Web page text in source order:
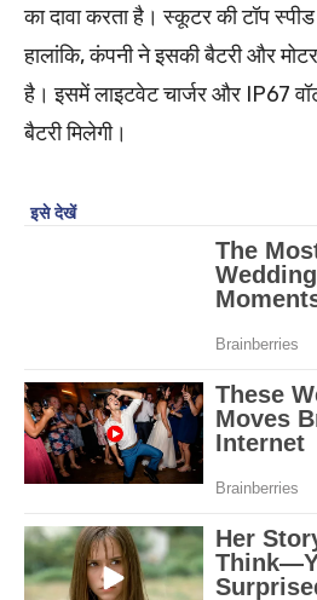
का दावा करता है। स्कूटर की टॉप
हालांकि, कंपनी ने इसकी बैटरी और
है। इसमें लाइटवेट चार्जर और IP67
बैटरी मिलेगी।